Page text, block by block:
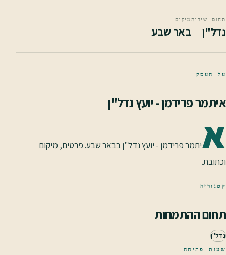
תחום שירות
נדל"ן
מיקום
באר שבע
על העסק
איתמר פרידמן - יועץ נדל"ן
איתמר פרידמן - יועץ נדל"ן בבאר שבע. פרטים, מיקום
וכתובת.
קטגוריה
תחום ההתמחות
נדל"ן
שעות פתיחה